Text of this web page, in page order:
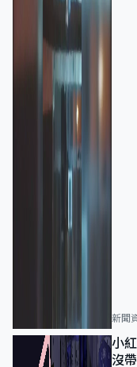
新聞
小
沒